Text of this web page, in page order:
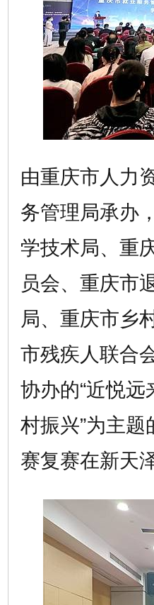
由重庆市人力
务管理局承办
学技术局、重
员会、重庆市
局、重庆市乡
市残疾人联合
协办的“近悦
村振兴”为主题
赛复赛在新天